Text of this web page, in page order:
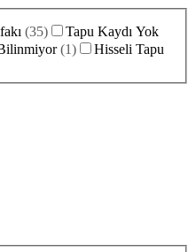
(35)
Tapu Kaydı Yok
(1)
Hisseli Tapu